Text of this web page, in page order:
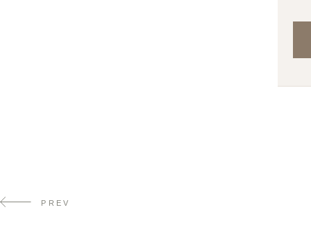
PREV